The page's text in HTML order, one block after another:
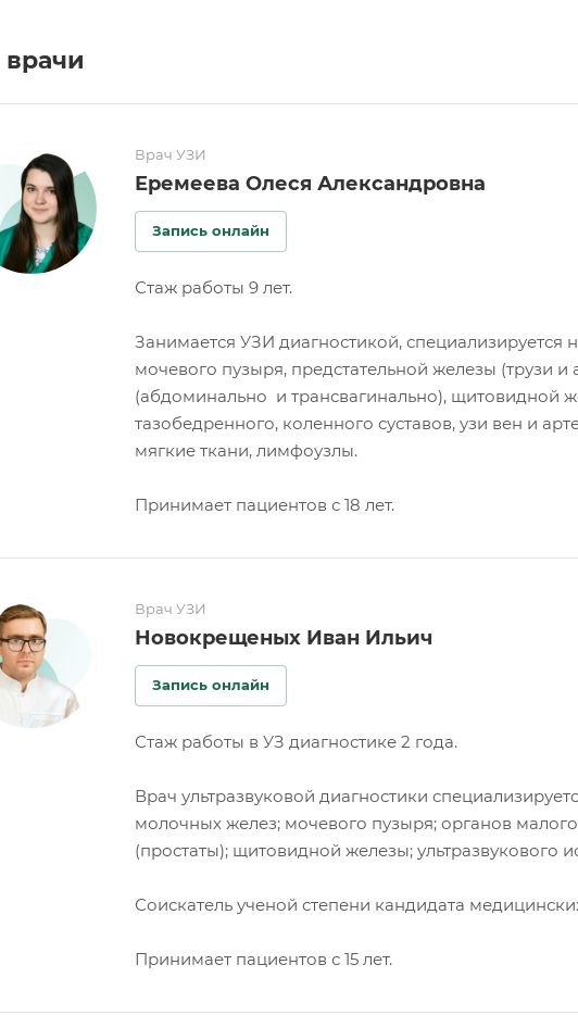
Врач УЗИ
Еремеева Олеся Александровна
Запись онлайн
Стаж работы 9 лет.
Занимается УЗИ диагностикой,
мочевого пузыря, предстательной железы (трузи и
(абдоминально и трансвагинально), щитовидной
тазобедренного, коленного суставов, узи вен и
мягкие ткани, лимфоузлы.
Принимает пациентов с 18 лет.
Врач УЗИ
Новокрещеных Иван Ильич
Запись онлайн
Стаж работы в УЗ диагностике 2 года.
Врач ультразвуковой диагностики
молочных желез; мочевого пузыря; органов
(простаты); щитовидной железы; ультразвукового
Соискатель ученой степени кандидата
Принимает пациентов с 15 лет.